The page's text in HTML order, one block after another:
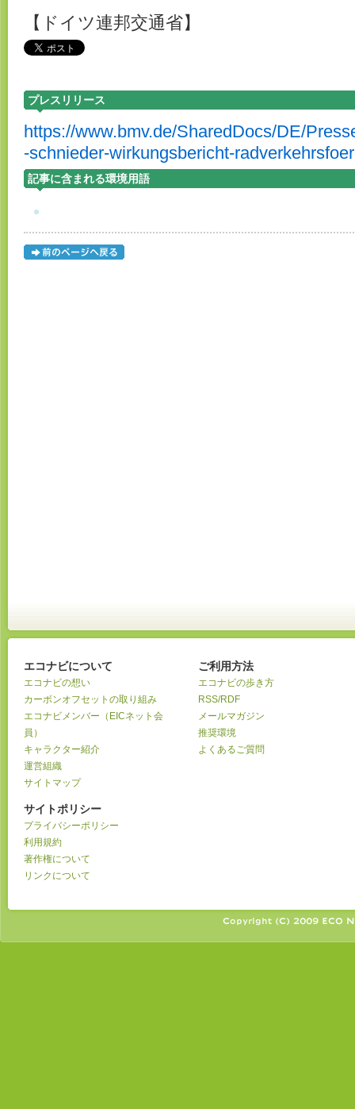
【ドイツ連邦交通省】
プレスリリース
https://www.bmv.de/SharedDocs/DE/
-schnieder-wirkungsbericht-
記事に含まれる環境用語
エコナビについて
エコナビの想い
カーボンオフセットの取り組み
エコナビメンバー（EICネット会
員）
キャラクター紹介
運営組織
サイトマップ
サイトポリシー
プライバシーポリシー
利用規約
著作権について
リンクについて
ご利用方法
エコナビの歩き方
RSS/RDF
メールマガジン
推奨環境
よくあるご質問